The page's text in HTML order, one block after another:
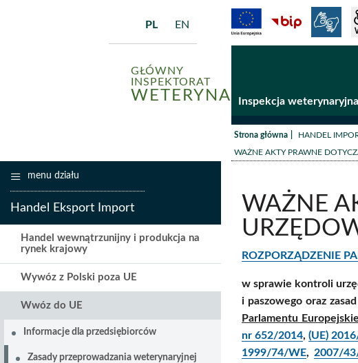
GŁÓWNY
INSPEKTORAT
WETERYNARII
PL EN Fundusze
BiP
Inspekcja weterynaryjna
Strona główna /HANDEL
WAŻNE AKTY PRAWNE
WAŻNE
ROZPORZĄDZENIE
w sprawie kontroli
i paszowego oraz
Parlamentu
nr 652/2014,(UE)
1999/74/WE, 2007/
menu działu
Handel Eksport Import
Handel wewnątrzunijny i produkcja na
rynek krajowy
Wywóz z Polski poza UE
Wwóz do UE
Informacje dla przedsiębiorców
Zasady przeprowadzania weterynaryjnej